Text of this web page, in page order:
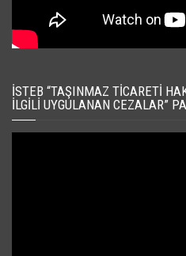
İSTEB “TAŞINMAZ TICARETI
İLGILI UYGULANAN CEZALAR”